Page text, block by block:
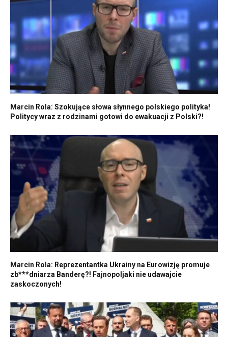
Marcin Rola: Szokujące słowa słynnego polskiego polityka!
Politycy wraz z rodzinami gotowi do ewakuacji z Polski?!
Marcin Rola: Reprezentantka Ukrainy na Eurowizję promuje
zb***dniarza Banderę?! Fajnopoljaki nie udawajcie
zaskoczonych!